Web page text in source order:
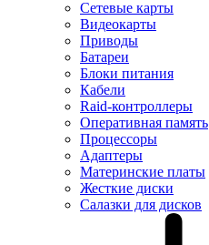
Сетевые карты
Видеокарты
Приводы
Батареи
Блоки питания
Кабели
Raid-контроллеры
Оперативная память
Процессоры
Адаптеры
Материнские платы
Жесткие диски
Салазки для дисков